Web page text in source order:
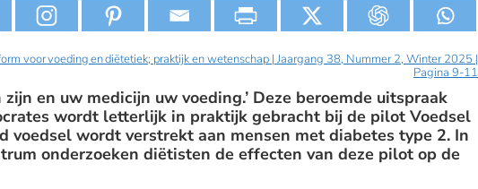
voor voeding en diëtetiek; praktijk en wetenschap | Jaargang 38, Nummer 2, Winter 2025 |
Pagina 9-11
en uw medicijn uw voeding.’ Deze beroemde uitspraak
wordt letterlijk in praktijk gebracht bij de pilot Voedsel
voedsel wordt verstrekt aan mensen met diabetes type 2. In
onderzoeken diëtisten de effecten van deze pilot op de